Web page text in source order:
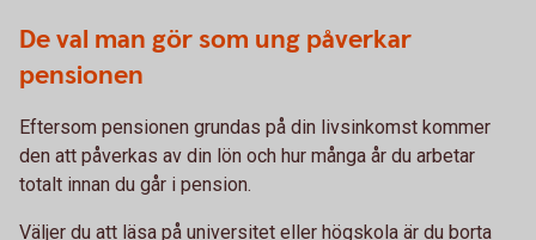
De val man gör som ung påverkar
pensionen
Eftersom pensionen grundas på din livsinkomst kommer
den att påverkas av din lön och hur många år du arbetar
totalt innan du går i pension.
Väljer du att läsa på universitet eller högskola är du borta